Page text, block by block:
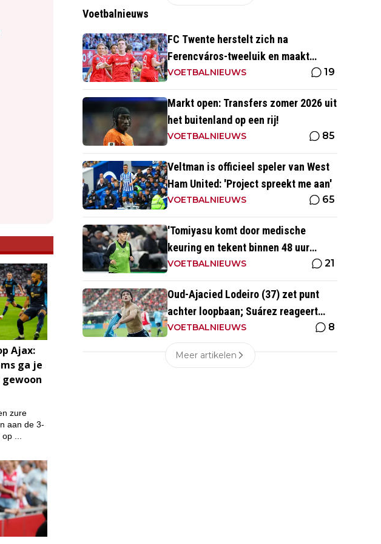
Voetbalnieuws
FC Twente herstelt zich na
Ferencváros-tweeluik en maakt
gehakt van Slowaakse opponent
VOETBALNIEUWS 19
Markt open: Transfers zomer 2026 uit
het buitenland op een rij!
VOETBALNIEUWS 85
Veltman is officieel speler van West
Ham United: 'Project spreekt me aan'
VOETBALNIEUWS 65
'Tomiyasu komt door medische
keuring en tekent binnen 48 uur
contract bij nieuwe club'
VOETBALNIEUWS 21
Oud-Ajacied Lodeiro (37) zet punt
achter loopbaan; Suárez reageert
emotioneel
VOETBALNIEUWS 8
Meer artikelen